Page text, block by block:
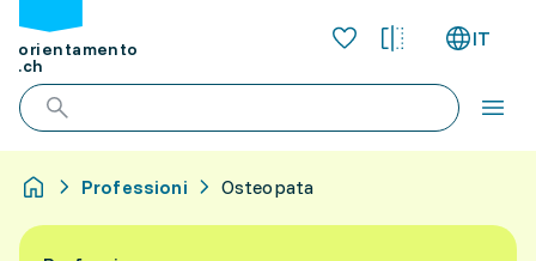
orientamento
.ch
IT
Professioni Osteopata